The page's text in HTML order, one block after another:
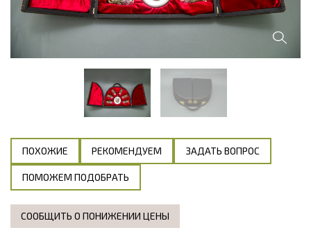
ПОХОЖИЕ РЕКОМЕНДУЕМ ЗАДАТЬ ВОПРОС
ПОМОЖЕМ ПОДОБРАТЬ
СООБЩИТЬ О ПОНИЖЕНИИ ЦЕНЫ